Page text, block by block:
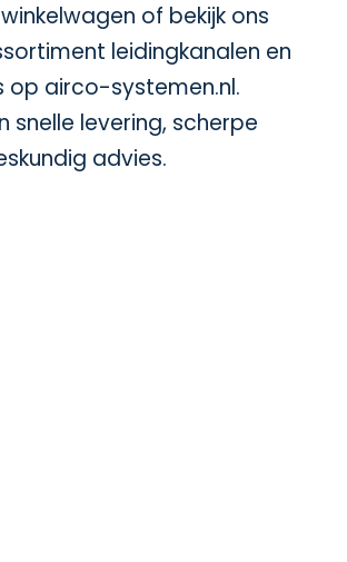
of bekijk ons
leidingkanalen en
op airco-systemen.nl.
snelle levering, scherpe
advies.